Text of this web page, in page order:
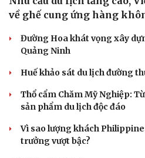
về ghế cung ứng hàng
Đường Hoa khát vọng xây
Quảng Ninh
Huế khảo sát du lịch đường
Thổ cẩm Chăm Mỹ Nghiệp:
sản phẩm du lịch độc đáo
Vì sao lượng khách
trưởng vượt bậc?